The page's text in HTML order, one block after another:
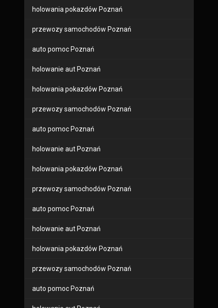
holowania pokazdów Poznań
przewozy samochodów Poznań
auto pomoc Poznań
holowanie aut Poznań
holowania pokazdów Poznań
przewozy samochodów Poznań
auto pomoc Poznań
holowanie aut Poznań
holowania pokazdów Poznań
przewozy samochodów Poznań
auto pomoc Poznań
holowanie aut Poznań
holowania pokazdów Poznań
przewozy samochodów Poznań
auto pomoc Poznań